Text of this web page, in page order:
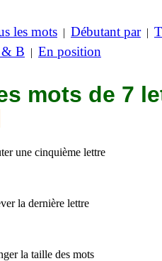
les mots | Débutant par|
& B | En position
mots de 7
une cinquième lettre
la dernière lettre
la taille des mots